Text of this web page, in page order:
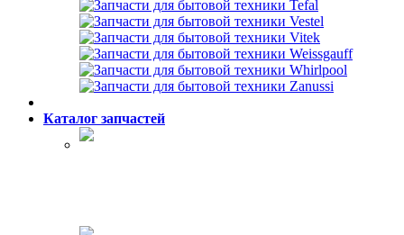
Каталог запчастей